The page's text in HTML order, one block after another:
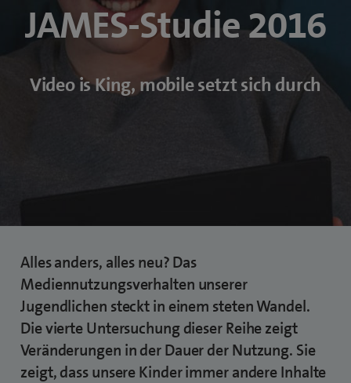
JAMES-Studie 2016
Video is King, mobile setzt sich durch
Alles anders, alles neu? Das
Mediennutzungsverhalten unserer
Jugendlichen steckt in einem steten Wandel.
Die vierte Untersuchung dieser Reihe zeigt
Veränderungen in der Dauer der Nutzung. Sie
zeigt, dass unsere Kinder immer andere Inhalte